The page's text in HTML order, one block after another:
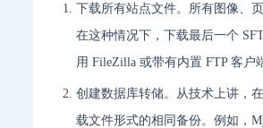
下载所有站点文件。所有图像、
在这种情况下，下载最后一个
用 FileZilla 或带有内置 FTP 客户
创建数据库转储。从技术上讲，
载文件形式的相同备份。例如，